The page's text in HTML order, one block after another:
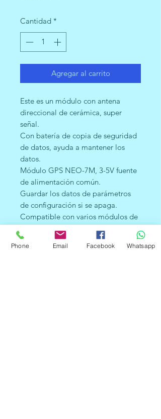
Cantidad *
Agregar al carrito
Este es un módulo con antena
direccional de cerámica, super
señal.
Con batería de copia de seguridad
de datos, ayuda a mantener los
datos.
Módulo GPS NEO-7M, 3-5V fuente
de alimentación común.
Guardar los datos de parámetros
de configuración si se apaga.
Compatible con varios módulos de
control de vuelo, proporciona
software de prueba de
computadora GPS.
Phone Email Facebook Whatsapp